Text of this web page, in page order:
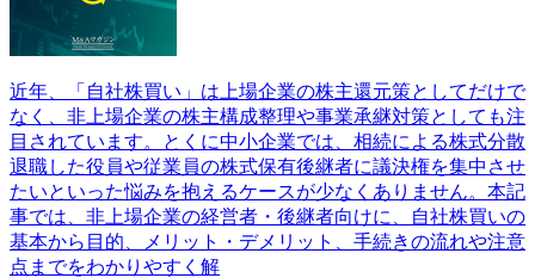
近年、「自社株買い」は上場企業の株主還元策としてだけで
なく、非上場企業の株主構成整理や事業承継対策としても注
目されています。とくに中小企業では、相続による株式分散
退職した役員や従業員の株式保有後継者に議決権を集中させ
たいといった悩みを抱えるケースが少なくありません。本記
事では、非上場企業の経営者・後継者向けに、自社株買いの
基本から目的、メリット・デメリット、手続きの流れや注意
点までをわかりやすく解